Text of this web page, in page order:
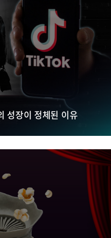
성장이 정체된 이유